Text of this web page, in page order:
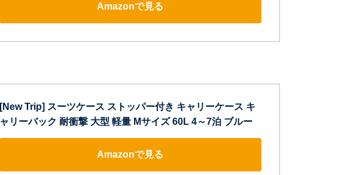
Amazonで見る
[New Trip] スーツケース ストッパー付き キャリーケース キ
ャリーバック 耐衝撃 大型 軽量 Mサイズ 60L 4～7泊 ブルー
Amazonで見る